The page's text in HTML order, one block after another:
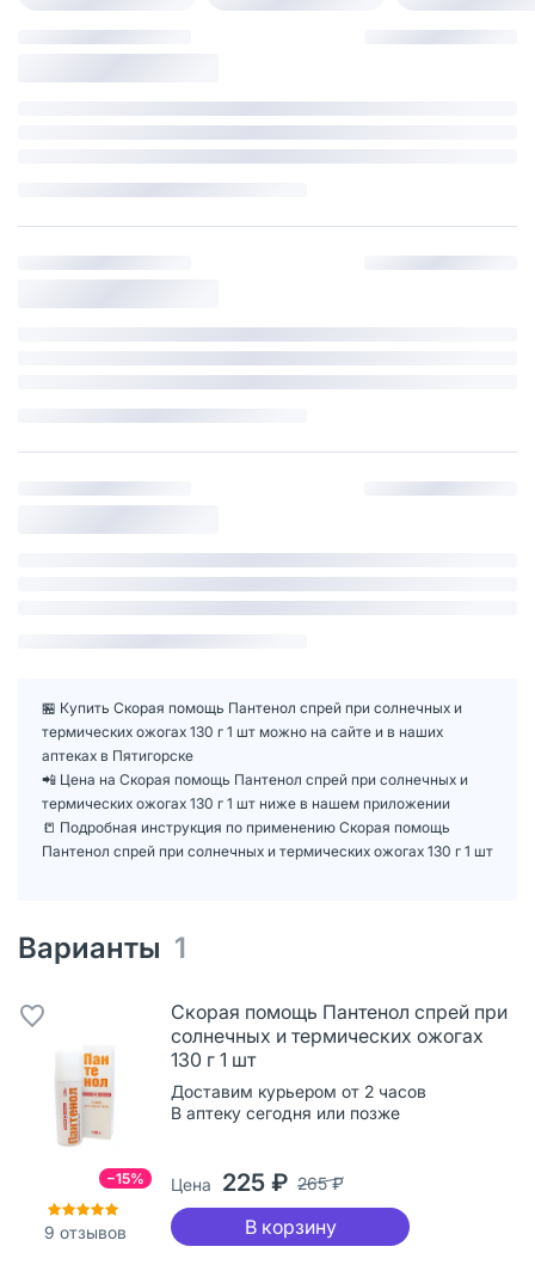
🏪 Купить Скорая помощь Пантенол спрей при солнечных и
термических ожогах 130 г 1 шт можно на сайте и в наших
аптеках в Пятигорске
📲 Цена на Скорая помощь Пантенол спрей при солнечных и
термических ожогах 130 г 1 шт ниже в нашем приложении
📒 Подробная инструкция по применению Скорая помощь
Пантенол спрей при солнечных и термических ожогах 130 г 1 шт
Варианты 1
−15%
9 отзывов
Скорая помощь Пантенол спрей при
солнечных и термических ожогах
130 г 1 шт
Доставим курьером от 2 часов
В аптеку сегодня или позже
Цена 225 ₽ 265 ₽
В корзину